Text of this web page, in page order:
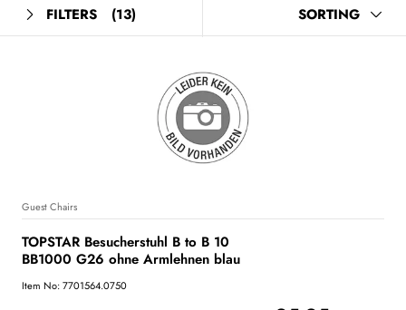
FILTERS (13) SORTING
Guest Chairs
TOPSTAR Besucherstuhl B to B 10
BB1000 G26 ohne Armlehnen blau
Item No: 7701564.0750